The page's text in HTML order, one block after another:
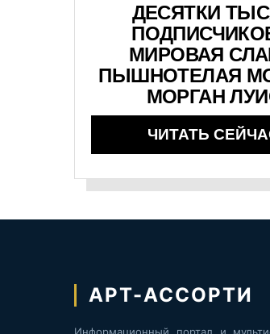
ДЕСЯТКИ
МИРОВАЯ
ПЫШНОТЕЛАЯ
МОРГАН
ЧИТАТЬ
АРТ-АССОРТИ
Информационный портал и